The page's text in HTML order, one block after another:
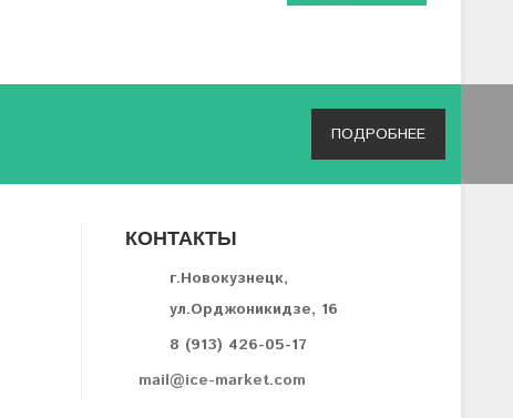
ПОДРОБНЕЕ
КОНТАКТЫ
г.Новокузнецк,
ул.Орджоникидзе, 16
8 (913) 426-05-17
mail@ice-market.com